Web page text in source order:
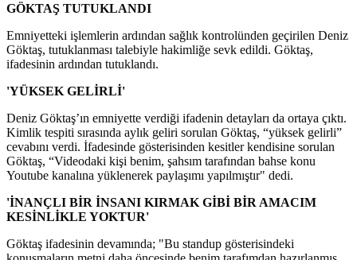
GÖKTAŞ TUTUKLANDI
Emniyetteki işlemlerin ardından sağlık kontrolünden geçirilen Deniz
Göktaş, tutuklanması talebiyle hakimliğe sevk edildi. Göktaş,
ifadesinin ardından tutuklandı.
'YÜKSEK GELİRLİ'
Deniz Göktaş’ın emniyette verdiği ifadenin detayları da ortaya çıktı.
Kimlik tespiti sırasında aylık geliri sorulan Göktaş, “yüksek gelirli”
cevabını verdi. İfadesinde gösterisinden kesitler kendisine sorulan
Göktaş, “Videodaki kişi benim, şahsım tarafından bahse konu
Youtube kanalına yüklenerek paylaşımı yapılmıştır" dedi.
'İNANÇLI BİR İNSANI KIRMAK GİBİ BİR AMACIM
KESİNLİKLE YOKTUR'
Göktaş ifadesinin devamında; "Bu standup gösterisindeki